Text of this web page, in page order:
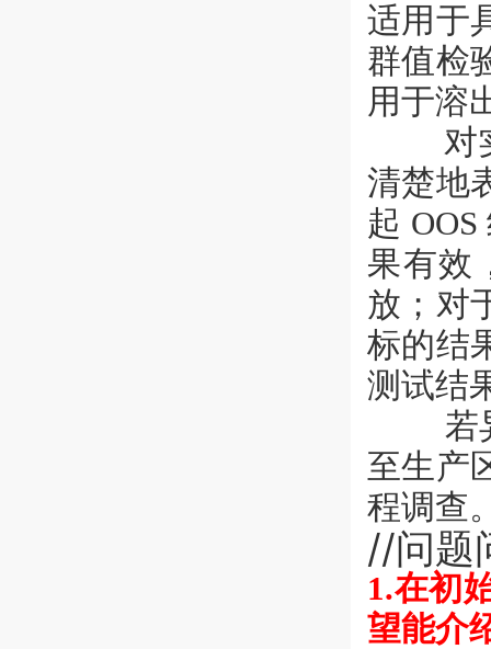
适用于
群值检
用于溶
对实
清楚地
起
果有效
放；对
标的结
测试结
若异
至生产
程调查
//问题
1.在初
望能介